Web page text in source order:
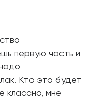
первую часть и
Кто это будет
классно, мне